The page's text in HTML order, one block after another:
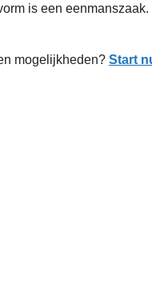
is een
mogelijkheden? Start